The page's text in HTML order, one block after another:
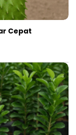
Cepat